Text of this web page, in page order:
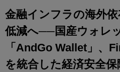
金融インフラの海外
低減へ──国産ウォレ
「AndGo Wallet」、
を統合した経済安全保